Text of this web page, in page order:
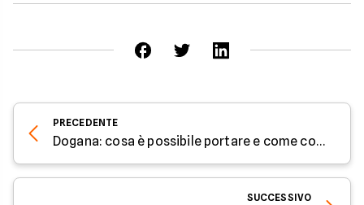
PRECEDENTE
Dogana: cosa è possibile portare e come comportarsi
SUCCESSIVO